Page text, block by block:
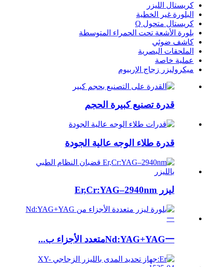
كريستال الليزر
البلورة غير الخطية
كريستال متحول Q
بلورة الأشعة تحت الحمراء المتوسطة
كاشف ضوئي
الملحقات البصرية
عملية خاصة
ميكروليزر زجاج الإربيوم
قدرة تصنيع كبيرة الحجم
قدرة طلاء الوجه عالية الجودة
ليزر Er,Cr:YAG–2940nm
Nd:YAG+YAG一متعدد الأجزاء ب...